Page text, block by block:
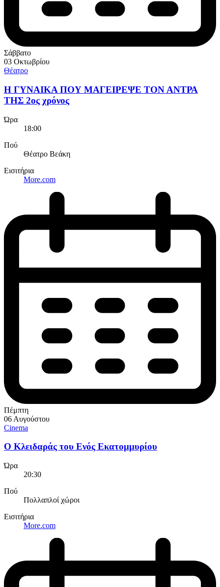
Σάββατο
03 Οκτωβρίου
Θέατρο
Η ΓΥΝΑΙΚΑ ΠΟΥ ΜΑΓΕΙΡΕΨΕ ΤΟΝ ΑΝΤΡΑ
ΤΗΣ 2ος χρόνος
Ώρα
18:00
Πού
Θέατρο Βεάκη
Εισιτήρια
More.com
Πέμπτη
06 Αυγούστου
Cinema
Ο Κλειδαράς του Ενός Εκατομμυρίου
Ώρα
20:30
Πού
Πολλαπλοί χώροι
Εισιτήρια
More.com